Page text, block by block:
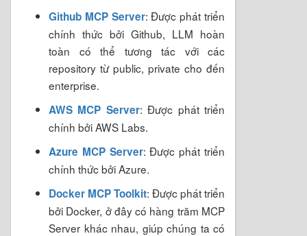
Github MCP Server: Được phát triển
chính thức bởi Github, LLM hoàn
toàn có thể tương tác với các
repository từ public, private cho đến
enterprise.
AWS MCP Server: Được phát triển
chính bởi AWS Labs.
Azure MCP Server: Được phát triển
chính thức bởi Azure.
Docker MCP Toolkit: Được phát triển
bởi Docker, ở đây có hàng trăm MCP
Server khác nhau, giúp chúng ta có